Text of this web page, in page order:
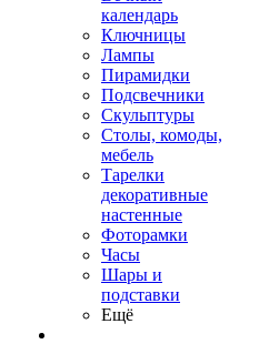
календарь
Ключницы
Лампы
Пирамидки
Подсвечники
Скульптуры
Столы, комоды,
мебель
Тарелки
декоративные
настенные
Фоторамки
Часы
Шары и
подставки
Ещё